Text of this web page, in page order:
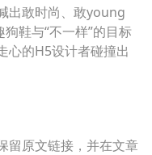
出敢时尚、敢young
鞋与“不一样”的目标
心的H5设计者碰撞出
留原文链接，并在文章